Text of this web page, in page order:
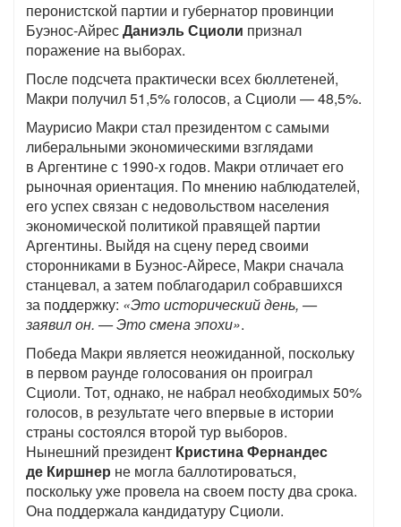
перонистской партии и губернатор провинции
Буэнос-АйресДаниэль Сциоли признал
поражение на выборах.
После подсчета практически всех бюллетеней,
Макри получил 51,5% голосов, а Сциоли — 48,5%.
Маурисио Макри стал президентом с самыми
либеральными экономическими взглядами
в Аргентине с 1990-х годов. Макри отличает его
рыночная ориентация. По мнению наблюдателей,
его успех связан с недовольством населения
экономической политикой правящей партии
Аргентины. Выйдя на сцену перед своими
сторонниками в Буэнос-Айресе, Макри сначала
станцевал, а затем поблагодарил собравшихся
за поддержку: «Это исторический день, —
заявил он. — Это смена эпохи».
Победа Макри является неожиданной, поскольку
в первом раунде голосования он проиграл
Сциоли. Тот, однако, не набрал необходимых 50%
голосов, в результате чего впервые в истории
страны состоялся второй тур выборов.
Нынешний президент Кристина Фернандес
де Киршнер не могла баллотироваться,
поскольку уже провела на своем посту два срока.
Она поддержала кандидатуру Сциоли.